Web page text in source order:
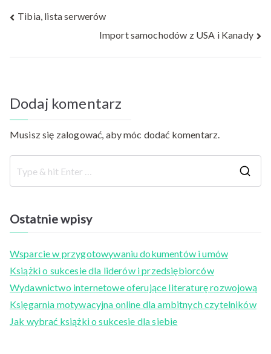
Nawigacja
Tibia, lista serwerów
Import samochodów z USA i Kanady
Dodaj komentarz
Musisz się zalogować, aby móc dodać komentarz.
Ostatnie wpisy
Wsparcie w przygotowywaniu dokumentów i umów
Książki o sukcesie dla liderów i przedsiębiorców
Wydawnictwo internetowe oferujące literaturę rozwojową
Księgarnia motywacyjna online dla ambitnych czytelników
Jak wybrać książki o sukcesie dla siebie